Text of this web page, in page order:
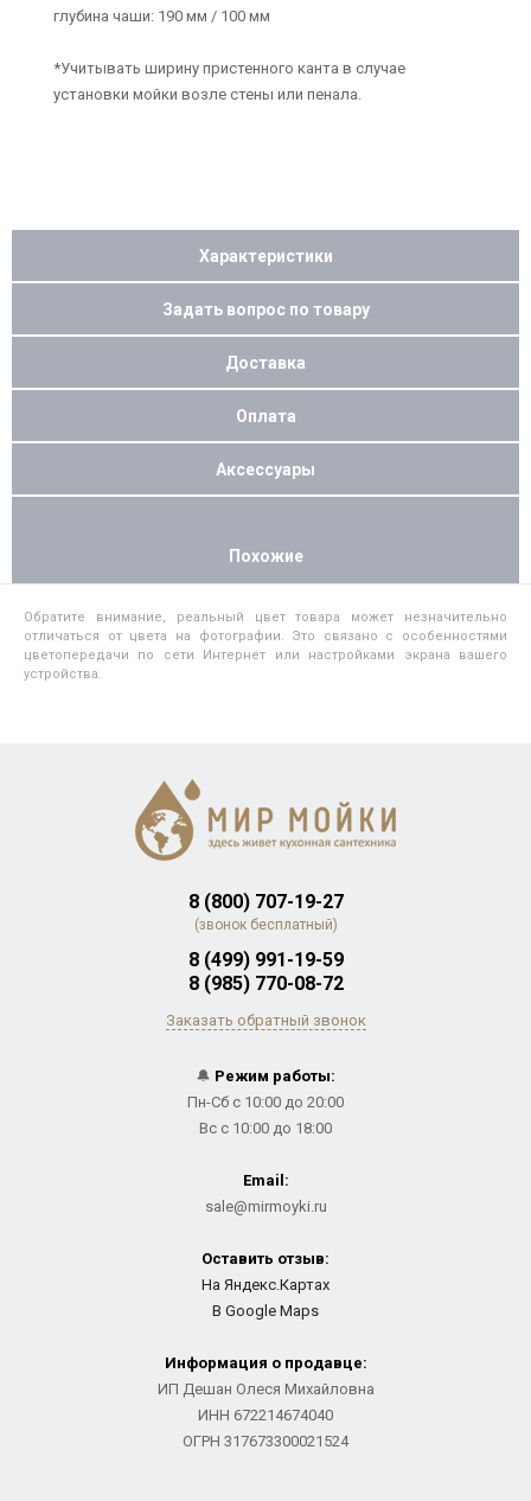
глубина чаши: 190 мм / 100 мм
*Учитывать ширину пристенного канта в случае
установки мойки возле стены или пенала.
Характеристики
Задать вопрос по товару
Доставка
Оплата
Аксессуары
Похожие
Обратите внимание, реальный цвет товара может незначительно
отличаться от цвета на фотографии. Это связано с особенностями
цветопередачи по сети Интернет или настройками экрана вашего
устройства.
8 (800) 707-19-27
(звонок бесплатный)
8 (499) 991-19-59
8 (985) 770-08-72
Заказать обратный звонок
🔔 Режим работы:
Пн-Сб с 10:00 до 20:00
Вс с 10:00 до 18:00
Email:
sale@mirmoyki.ru
Оставить отзыв:
На Яндекс.Картах
В Google Maps
Информация о продавце:
ИП Дешан Олеся Михайловна
ИНН 672214674040
ОГРН 317673300021524